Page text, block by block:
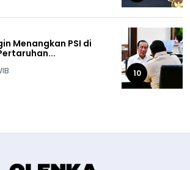
Menangkan PSI di
10